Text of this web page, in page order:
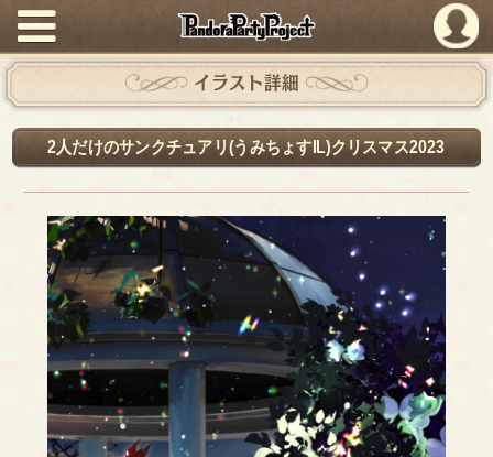
PandoraPartyProject
イラスト詳細
2人だけのサンクチュアリ(うみちょすIL)クリスマス2023